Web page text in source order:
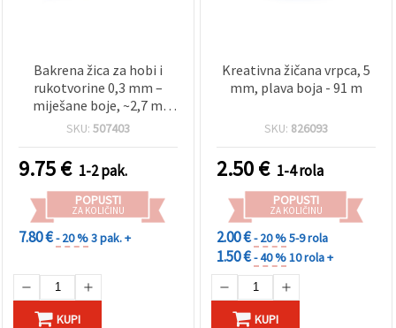
kolačića i
klikom na
gumb
"Spremi".
sve
Postavke
Bakrena žica za hobi i
rukotvorine 0,3 mm –
miješane boje, ~2,7 m
svaka, pakiranje od 12
SKU: 507403
9.75€ 1-2 pak.
POPUSTI
ZA KOLIČINU
7.80 €- 20 %3 pak. +
KUPI
Kreativna žičana vrpca, 5
mm, plava boja - 91 m
SKU: 826093
2.50€ 1-4 rola
POPUSTI
ZA KOLIČINU
2.00 €- 20 %5-9 rola
1.50 €- 40 %10 rola +
KUPI